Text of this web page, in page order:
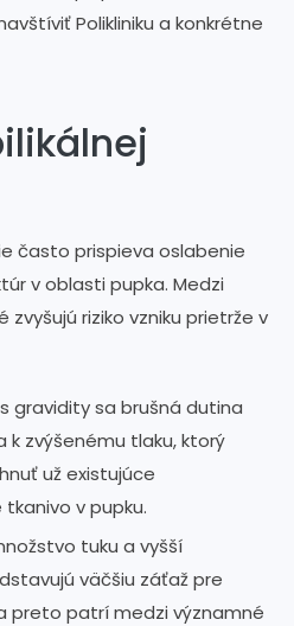
Polikliniku a konkrétne
často prispieva oslabenie
v oblasti pupka. Medzi
riziko vzniku prietrže v
gravidity sa brušná dutina
zvýšenému tlaku, ktorý
už existujúce
v pupku.
tuku a vyšší
väčšiu záťaž pre
preto patrí medzi významné